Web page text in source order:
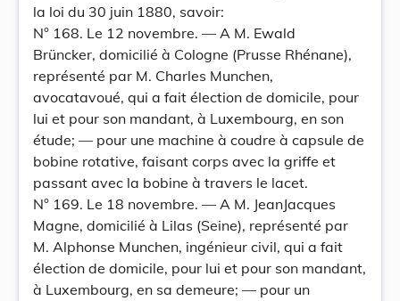
la loi du 30 juin 1880, savoir:
N° 168. Le 12 novembre. — A M. Ewald
Brüncker, domicilié à Cologne (Prusse Rhénane),
représenté par M. Charles Munchen,
avocatavoué, qui a fait élection de domicile, pour
lui et pour son mandant, à Luxembourg, en son
étude; — pour une machine à coudre à capsule de
bobine rotative, faisant corps avec la griffe et
passant avec la bobine à travers le lacet.
N° 169. Le 18 novembre. — A M. JeanJacques
Magne, domicilié à Lilas (Seine), représenté par
M. Alphonse Munchen, ingénieur civil, qui a fait
élection de domicile, pour lui et pour son mandant,
à Luxembourg, en sa demeure; — pour un